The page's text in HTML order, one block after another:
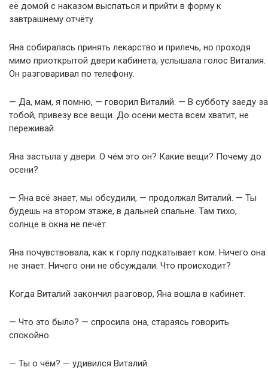
её домой с наказом выспаться и прийти в форму к
завтрашнему отчёту.
Яна собиралась принять лекарство и прилечь, но проходя
мимо приоткрытой двери кабинета, услышала голос Виталия.
Он разговаривал по телефону.
— Да, мам, я помню, — говорил Виталий. — В субботу заеду за
тобой, привезу все вещи. До осени места всем хватит, не
переживай.
Яна застыла у двери. О чём это он? Какие вещи? Почему до
осени?
— Яна всё знает, мы обсудили, — продолжал Виталий. — Ты
будешь на втором этаже, в дальней спальне. Там тихо,
солнце в окна не печёт.
Яна почувствовала, как к горлу подкатывает ком. Ничего она
не знает. Ничего они не обсуждали. Что происходит?
Когда Виталий закончил разговор, Яна вошла в кабинет.
— Что это было? — спросила она, стараясь говорить
спокойно.
— Ты о чём? — удивился Виталий.